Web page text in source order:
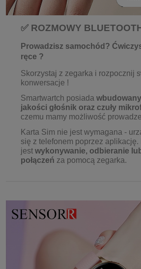
✅ ROZMOWY
Prowadzisz samochód?
ręce ?
Skorzystaj z zegarka i rozpocznij
konwersacje !
Smartwartch posiada
jakości głośnik oraz czuły
czemu mamy możliwość
Karta Sim nie jest wymagana -
się z telefonem poprzez aplikację.
jest wykonywanie, odbieranie
połączeń za pomocą zegarka.